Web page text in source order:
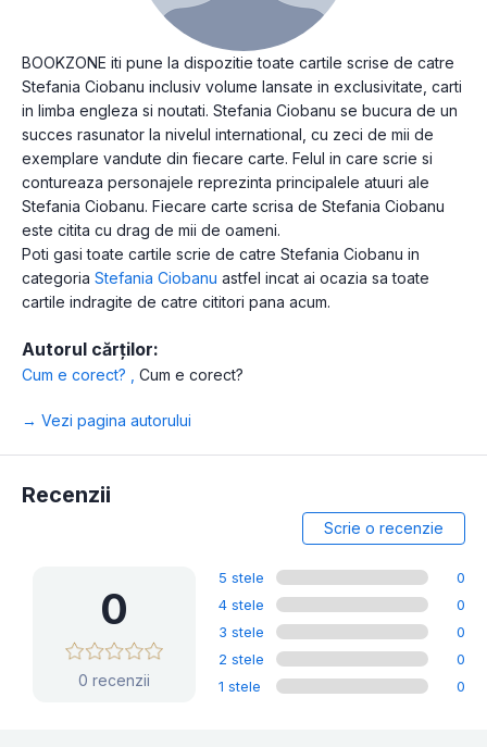
BOOKZONE iti pune la dispozitie toate cartile scrise de catre
Stefania Ciobanu inclusiv volume lansate in exclusivitate, carti
in limba engleza si noutati. Stefania Ciobanu se bucura de un
succes rasunator la nivelul international, cu zeci de mii de
exemplare vandute din fiecare carte. Felul in care scrie si
contureaza personajele reprezinta principalele atuuri ale
Stefania Ciobanu. Fiecare carte scrisa de Stefania Ciobanu
este citita cu drag de mii de oameni.
Poti gasi toate cartile scrie de catre Stefania Ciobanu in
categoria Stefania Ciobanu astfel incat ai ocazia sa toate
cartile indragite de catre cititori pana acum.
Autorul cărților:
Cum e corect? Cum e corect?
→ Vezi pagina autorului
Recenzii
Scrie o recenzie
0
0 recenzii
5 stele
0
4 stele
0
3 stele
0
2 stele
0
1 stele
0